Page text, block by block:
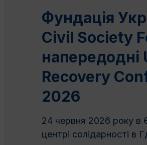
Фундація
Civil Society
напередодні
Recovery
2026
24 червня 2026 року в
центрі солідарності в